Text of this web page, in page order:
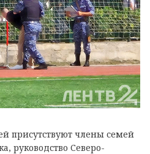
присутствуют члены семей
руководство Северо-